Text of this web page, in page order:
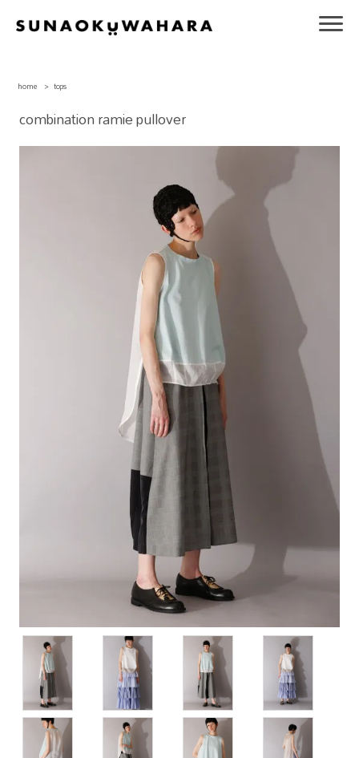
home > tops
combination ramie pullover